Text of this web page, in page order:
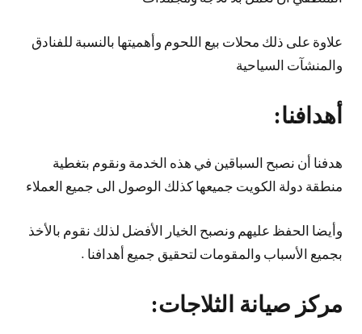
علاوة على ذلك محلات بيع اللحوم وأهميتها بالنسبة للفنادق
والمنشآت السياحية
أهدافنا:
هدفنا أن نصبح السباقين في هذه الخدمة ونقوم بتغطية
منطقة دولة الكويت جميعها كذلك الوصول الى جميع العملاء
وأيضا الحفظ عليهم ونصبح الخيار الأفضل لذلك نقوم بالأخذ
بجميع الأسباب والمقومات لتحقيق جميع أهدافنا .
مركز صيانة الثلاجات: